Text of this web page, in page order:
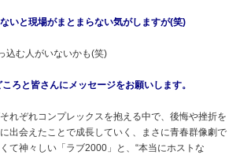
と現場がまとまらない気がしますが(笑)
込む人がいないかも(笑)
ろと皆さんにメッセージをお願いします。
れぞれコンプレックスを抱える中で、後悔や挫折を
出会えたことで成長していく、まさに青春群像劇で
て神々しい「ラブ2000」と、“本当にホストな